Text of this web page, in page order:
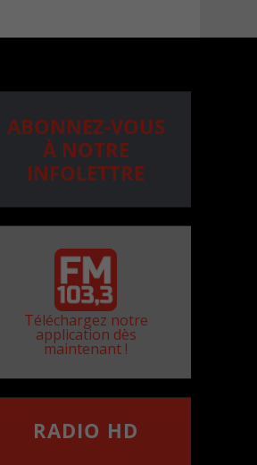
ABONNEZ-VOUS
À NOTRE
INFOLETTRE
Téléchargez notre
application dès
maintenant !
RADIO HD